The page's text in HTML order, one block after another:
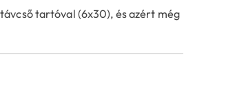
tartóval (6x30), és azért még